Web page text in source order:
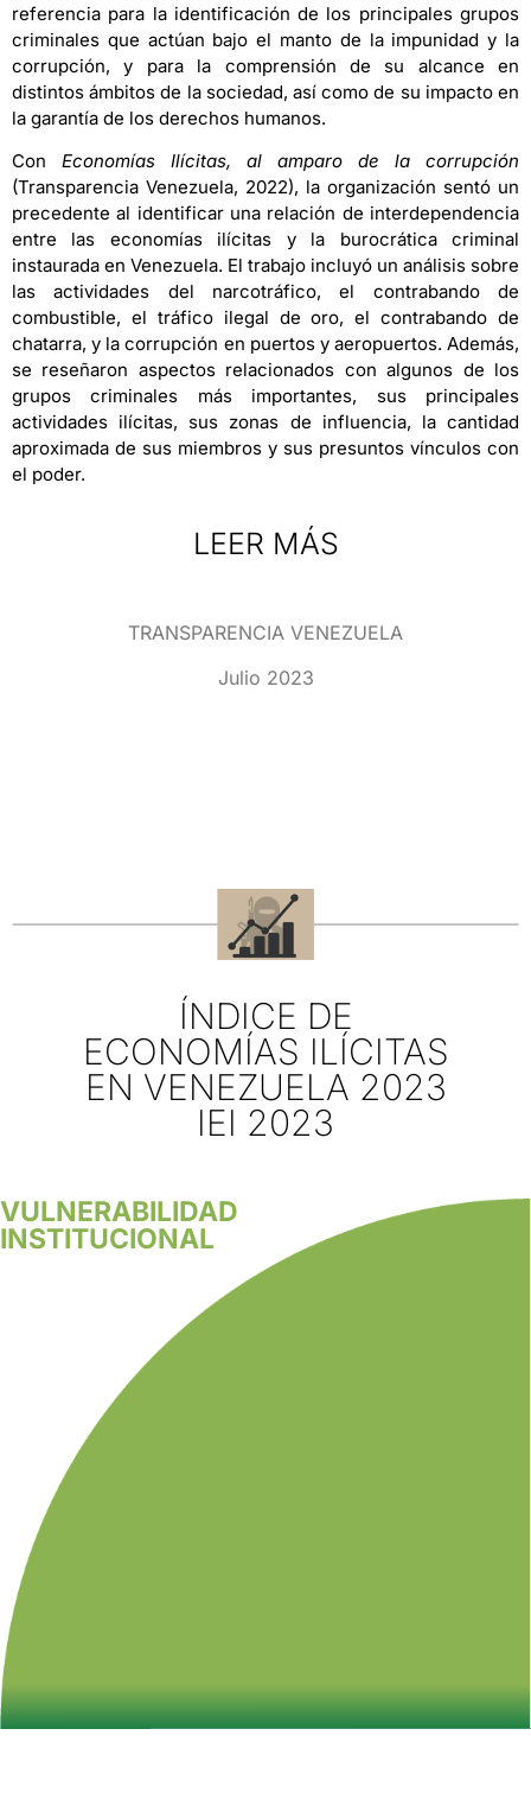
referencia para la identificación de los principales grupos
criminales que actúan bajo el manto de la impunidad y la
corrupción, y para la comprensión de su alcance en
distintos ámbitos de la sociedad, así como de su impacto en
la garantía de los derechos humanos.
Con Economías Ilícitas, al amparo de la corrupción
(Transparencia Venezuela, 2022), la organización sentó un
precedente al identificar una relación de interdependencia
entre las economías ilícitas y la burocrática criminal
instaurada en Venezuela. El trabajo incluyó un análisis sobre
las actividades del narcotráfico, el contrabando de
combustible, el tráfico ilegal de oro, el contrabando de
chatarra, y la corrupción en puertos y aeropuertos. Además,
se reseñaron aspectos relacionados con algunos de los
grupos criminales más importantes, sus principales
actividades ilícitas, sus zonas de influencia, la cantidad
aproximada de sus miembros y sus presuntos vínculos con
el poder.
LEER MÁS
TRANSPARENCIA VENEZUELA
Julio 2023
ÍNDICE DE
ECONOMÍAS ILÍCITAS
EN VENEZUELA 2023
IEI 2023
VULNERABILIDAD
INSTITUCIONAL